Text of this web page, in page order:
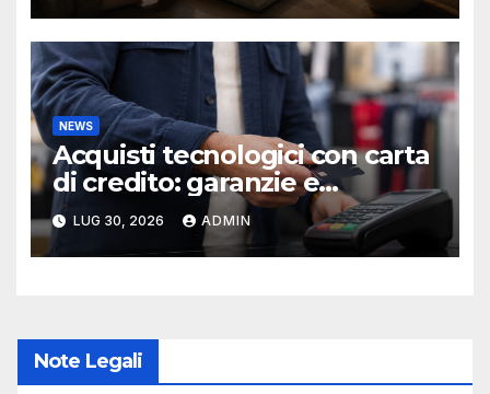
NEWS
Acquisti tecnologici con carta
di credito: garanzie e
protezioni
LUG 30, 2026 ADMIN
Note Legali